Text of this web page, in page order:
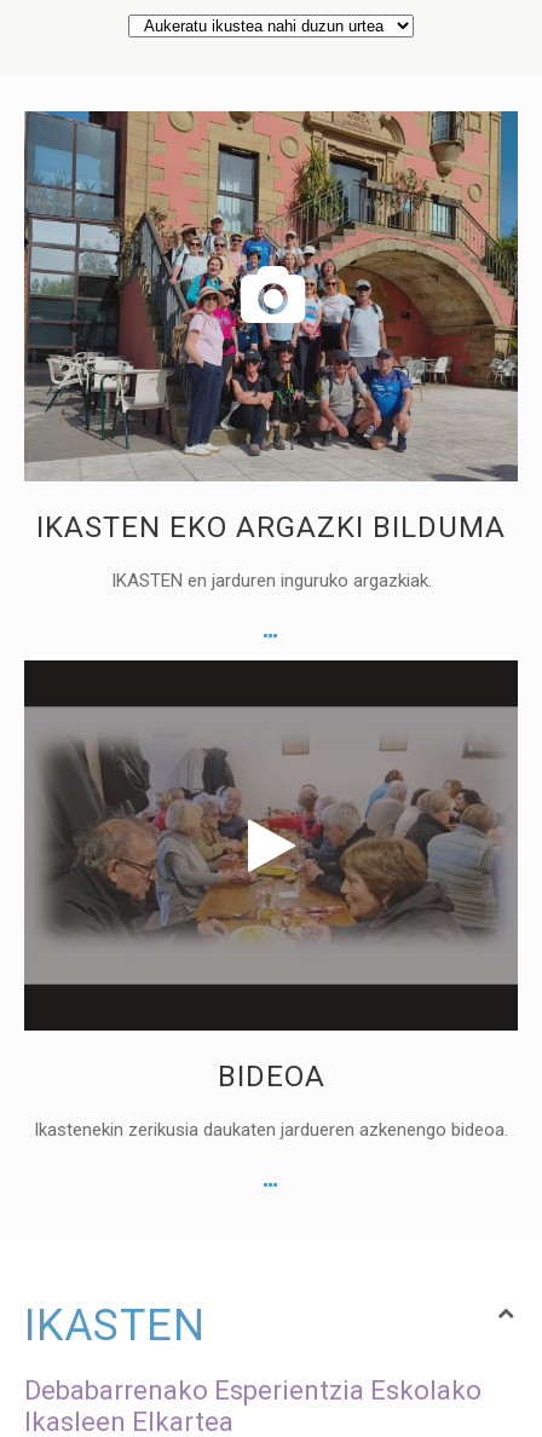
IKASTEN EKO ARGAZKI BILDUMA
IKASTEN en jarduren inguruko argazkiak.
BIDEOA
Ikastenekin zerikusia daukaten jardueren azkenengo bideoa.
IKASTEN
Debabarrenako Esperientzia Eskolako
Ikasleen Elkartea